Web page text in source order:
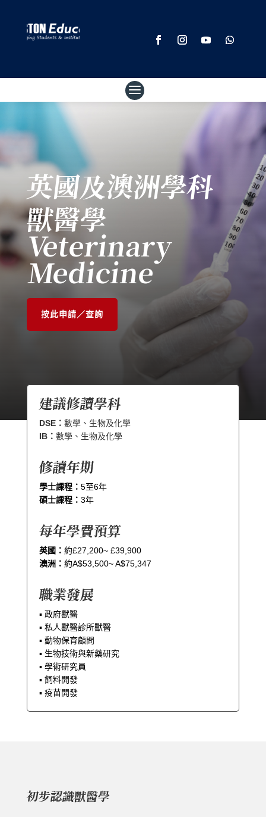
英國及澳洲學科
獸醫學
Veterinary
Medicine
按此申請／查詢
建議修讀學科
DSE： 數學、生物及化學
IB： 數學、生物及化學
修讀年期
學士課程： 5至6年
碩士課程： 3年
每年學費預算
英國： 約£27,200~ £39,900
澳洲： 約A$53,500~ A$75,347
職業發展
▪︎ 政府獸醫
▪︎ 私人獸醫診所獸醫
▪︎ 動物保育顧問
▪︎ 生物技術與新藥研究
▪︎ 學術研究員
▪︎ 飼料開發
▪︎ 疫苗開發
初步認識獸醫學